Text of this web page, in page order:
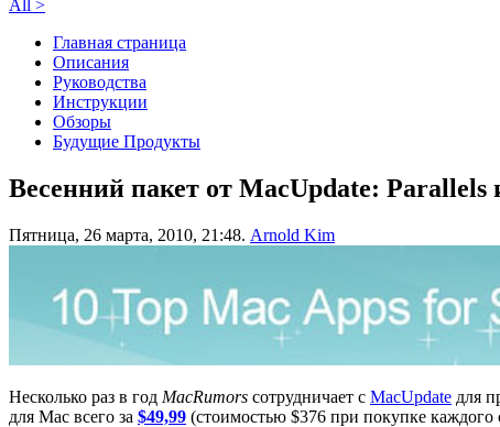
All >
Главная страница
Описания
Руководства
Инструкции
Обзоры
Будущие Продукты
Весенний пакет от MacUpdate: Parallels
Пятница, 26 марта, 2010, 21:48. Arnold Kim
Несколько раз в год MacRumors сотрудничает с MacUpdate для
для Mac всего за $49,99 (стоимостью $376 при покупке каждого